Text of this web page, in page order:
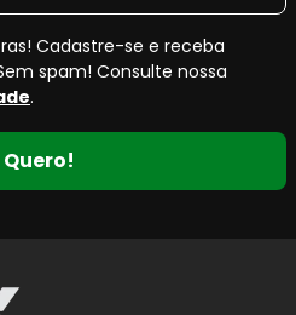
Cadastre-se e receba
spam! Consulte nossa
.
Quero!